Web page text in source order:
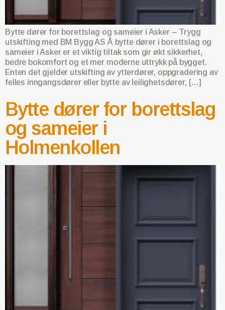
Bytte dører for borettslag og sameier i Asker – Trygg
utskifting med BM Bygg AS Å bytte dører i borettslag og
sameier i Asker er et viktig tiltak som gir økt sikkerhet,
bedre bokomfort og et mer moderne uttrykk på bygget.
Enten det gjelder utskifting av ytterdører, oppgradering av
felles inngangsdører eller bytte av leilighetsdører, […]
Bytte dører for borettslag
og sameier i
Holmenkollen